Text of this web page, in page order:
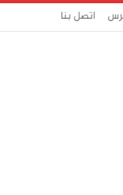
اتصل بنا